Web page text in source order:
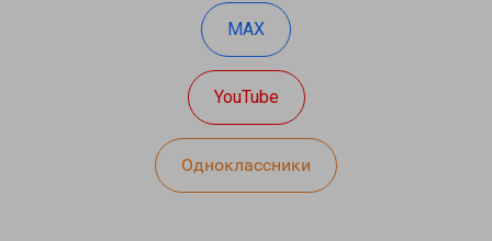
MAX
YouTube
Одноклассники